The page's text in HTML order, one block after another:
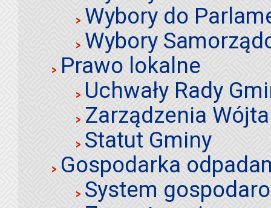
Wybory do
Wybory
Prawo lokalne
Uchwały Rady
Zarządzenia Wójta
Statut Gminy
Gospodarka
System